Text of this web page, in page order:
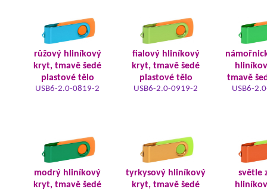
růžový hliníkový
kryt, tmavě šedé
plastové tělo
USB6-2.0-0819-2
fialový hliníkový
kryt, tmavě šedé
plastové tělo
USB6-2.0-0919-2
tmavě
USB6-
modrý hliníkový
kryt, tmavě šedé
tyrkysový hliníkový
kryt, tmavě šedé
světle